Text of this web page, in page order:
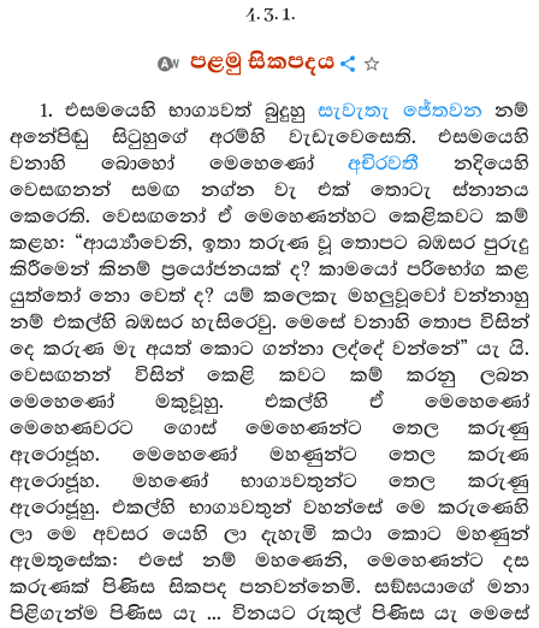
4. 3. 1.
පළමු සිකපදය
1. එසමයෙහි භාග්‍යවත් බුදුහුසැවැතැ ජේතවන නම්
අනේපිඬු සිටුහුගේ අරම්හි වැඩැවෙසෙති. එසමයෙහි
වනාහි බොහෝ මෙහෙණෝඅචිරවතී නදියෙහි
වෙසඟනන් සමඟ නග්න වැ එක් තොටැ ස්නානය
කෙරෙති. වෙසඟනෝ ඒ මෙහෙණන්හට කෙළිකවට කම්
කළහ: “ආර්‍ය්‍යාවෙනි, ඉතා තරුණ වූ තොපට බඹසර පුරුදු
කිරීමෙන් කිනම් ප්‍රයෝජනයක් ද? කාමයෝ පරිභෝග කළ
යුත්තෝ නො වෙත් ද? යම් කලෙකැ මහලුවූවෝ වන්නාහු
නම් එකල්හි බඹසර හැසිරෙවු. මෙසේ වනාහි තොප විසින්
දෙ කරුණ මැ අයත් කොට ගන්නා ලද්දේ වන්නේ” යැ යි.
වෙසඟනන් විසින් කෙළි කවට කම් කරනු ලබන
මෙහෙණෝ මකුවූහු. එකල්හි ඒ මෙහෙණෝ
මෙහෙණවරට ගොස් මෙහෙණන්ට තෙල කරුණු
ඇරොජූහ. මෙහෙණෝ මහණුන්ට තෙල කරුණ
ඇරොජූහ. මහණෝ භාග්‍යවතුන්ට තෙල කරුණු
ඇරොජූහු. එකල්හි භාග්‍යවතුන් වහන්සේ මෙ කරුණෙහි
ලා මෙ අවසර යෙහි ලා දැහැමි කථා කොට මහණුන්
ඇමතූසේක: එසේ නම් මහණෙනි, මෙහෙණන්ට දස
කරුණක් පිණිස සිකපද පනවන්නෙමි. සඞ්ඝයාගේ මනා
පිළිගැන්ම පිණිස යැ ... විනයට රුකුල් පිණිස යැ මෙසේ